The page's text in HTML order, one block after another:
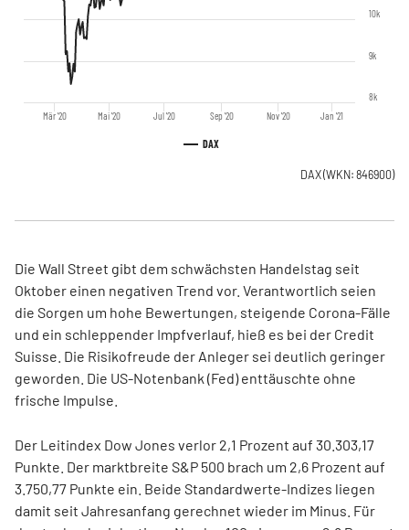
DAX
Mär '20 Mai '20 Jul '20 Sep '20 Nov '20 Jan '21
8k
9k
10k
DAX(WKN: 846900)
Die Wall Street gibt dem schwächsten Handelstag seit
Oktober einen negativen Trend vor. Verantwortlich seien
die Sorgen um hohe Bewertungen, steigende Corona-Fälle
und ein schleppender Impfverlauf, hieß es bei der Credit
Suisse. Die Risikofreude der Anleger sei deutlich geringer
geworden. Die US-Notenbank (Fed) enttäuschte ohne
frische Impulse.
Der Leitindex Dow Jones verlor 2,1 Prozent auf 30.303,17
Punkte. Der marktbreite S&P 500 brach um 2,6 Prozent auf
3.750,77 Punkte ein. Beide Standardwerte-Indizes liegen
damit seit Jahresanfang gerechnet wieder im Minus. Für